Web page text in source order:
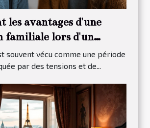
les avantages d'une
familiale lors d'un
souvent vécu comme une période
par des tensions et de...